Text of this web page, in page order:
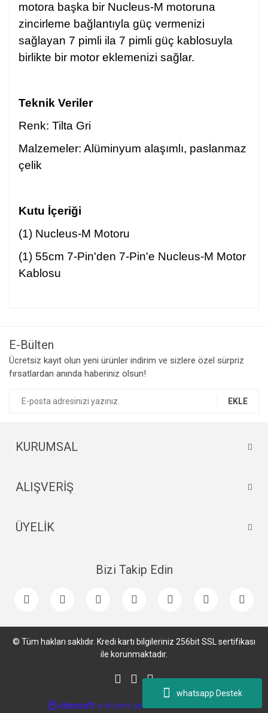
whatsapp Destek
motora başka bir Nucleus-M motoruna
zincirleme bağlantıyla güç vermenizi
sağlayan 7 pimli ila 7 pimli güç kablosuyla
birlikte bir motor eklemenizi sağlar.
Teknik Veriler
Renk: Tilta Gri
Malzemeler: Alüminyum alaşımlı, paslanmaz
çelik
Kutu İçeriği
(1) Nucleus-M Motoru
(1) 55cm 7-Pin'den 7-Pin'e Nucleus-M Motor
Kablosu
Ürün resmi kalitesiz, bozuk veya görüntülenemiyor.
Ürün açıklamasında eksik bilgiler bulunuyor.
E-Bülten
Ücretsiz kayıt olun yeni ürünler indirim ve sizlere özel sürpriz
fırsatlardan anında haberiniz olsun!
EKLE
KURUMSAL
ALIŞVERİŞ
ÜYELİK
Bizi Takip Edin
© Tüm hakları saklıdır. Kredi kartı bilgileriniz 256bit SSL sertifikası
ile korunmaktadır.
ideasoft